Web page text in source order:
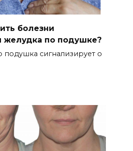
болезни
желудка по подушке?
подушка сигнализирует о